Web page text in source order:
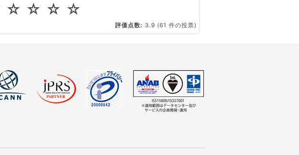
☆
☆
☆
☆
評価点数: 3.9 (61 件の投票)